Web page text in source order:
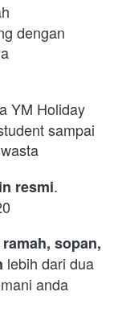
dengan
YM Holiday
sampai
resmi.
sopan,
lebih dari dua
anda